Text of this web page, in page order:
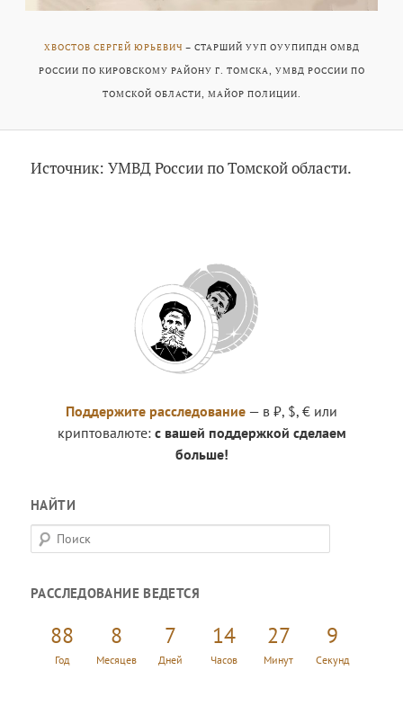
ХВОСТОВ СЕРГЕЙ ЮРЬЕВИЧ – СТАРШИЙ УУП ОУУПИПДН ОМВД
РОССИИ ПО КИРОВСКОМУ РАЙОНУ Г. ТОМСКА, УМВД РОССИИ ПО
ТОМСКОЙ ОБЛАСТИ, МАЙОР ПОЛИЦИИ.
Источник: УМВД России по Томской области.
Поддержите расследование — в ₽, $, € или
криптовалюте: с вашей поддержкой сделаем
больше!
НАЙТИ
П
о
с
РАССЛЕДОВАНИЕ ВЕДЕТСЯ
88
Год
8
Месяцев
7
Дней
14
Часов
27
Минут
9
Секунд